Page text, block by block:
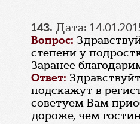
143. Дата:
Вопрос:
степени у
Заранее
Ответ:
подскажут в
советуем Вам
дороже, чем